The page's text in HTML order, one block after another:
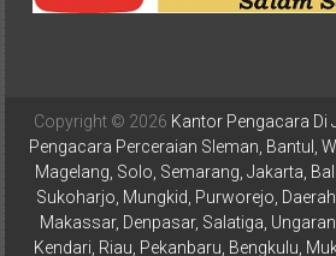
Karawang,
Jakarta
Pusat,
Bontang,
Demak,
Kudus,
Copyright © 2026 Kantor Pengacara Di
Pengacara Perceraian Sleman, Bantul,
Magelang, Solo, Semarang, Jakarta,
Sukoharjo, Mungkid, Purworejo,
Makassar, Denpasar, Salatiga,
Kendari, Riau, Pekanbaru, Bengkulu,